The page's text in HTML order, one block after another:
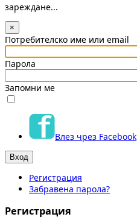
зареждане...
×
Потребителско име или email
Парола
Запомни ме
Влез чрез Facebook
Регистрация
Забравена парола?
Регистрация